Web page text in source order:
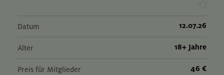
Datum 12.07.26
Alter 18+ Jahre
Preis für Mitglieder 46 €